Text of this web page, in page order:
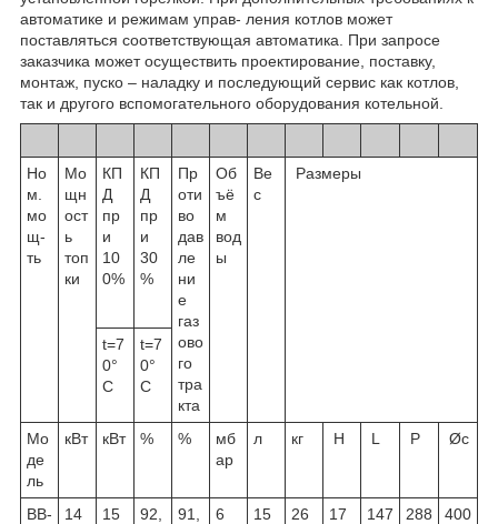
автоматике и режимам управ- ления котлов может
поставляться соответствующая автоматика. При запросе
заказчика может осуществить проектирование, поставку,
монтаж, пуско – наладку и последующий сервис как котлов,
так и другого вспомогательного оборудования котельной.
Но
м.
мо
щ-
ть
Мо
щн
ост
ь
топ
ки
КП
Д
пр
и
10
0%
КП
Д
пр
и
30
%
Пр
оти
во
дав
ле
ни
е
газ
ово
го
тра
кта
Об
ъё
м
вод
ы
Ве
с
Размеры
t=7
0°
C
t=7
0°
C
Мо
де
ль
кВт кВт % %
мб
ар
л кг H L P Øc
ВВ-
14
15
92,
91,
6
15
26
17
147
288
400